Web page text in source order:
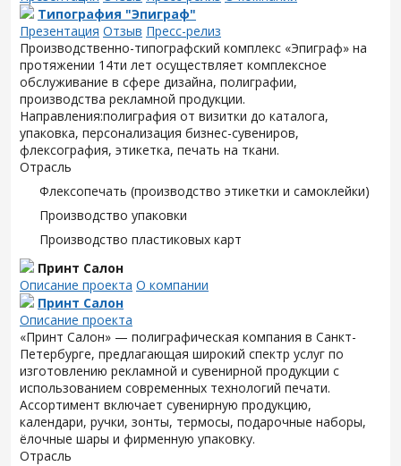
Типография "Эпиграф"
Презентация Отзыв Пресс-релиз
Производственно-типографский комплекс «Эпиграф» на
протяжении 14ти лет осуществляет комплексное
обслуживание в сфере дизайна, полиграфии,
производства рекламной продукции.
Направления:полиграфия от визитки до каталога,
упаковка, персонализация бизнес-сувениров,
флексография, этикетка, печать на ткани.
Отрасль
Флексопечать (производство этикетки и самоклейки)
Производство упаковки
Производство пластиковых карт
Принт Салон
Описание проекта О компании
Принт Салон
Описание проекта
«Принт Салон» — полиграфическая компания в Санкт-
Петербурге, предлагающая широкий спектр услуг по
изготовлению рекламной и сувенирной продукции с
использованием современных технологий печати.
Ассортимент включает сувенирную продукцию,
календари, ручки, зонты, термосы, подарочные наборы,
ёлочные шары и фирменную упаковку.
Отрасль